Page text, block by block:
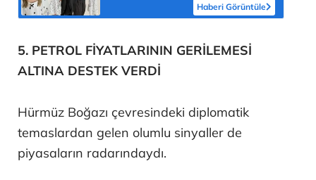
Haberi Görüntüle
5. PETROL FİYATLARININ GERİLEMESİ
ALTINA DESTEK VERDİ
Hürmüz Boğazı çevresindeki diplomatik
temaslardan gelen olumlu sinyaller de
piyasaların radarındaydı.